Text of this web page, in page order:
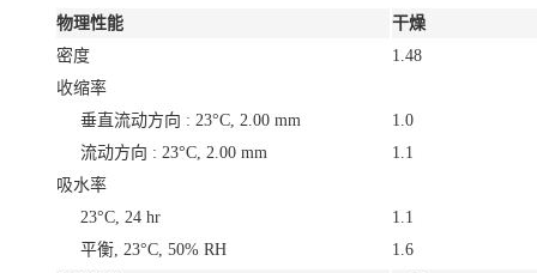
物理性能
干燥
密度
1.48
收缩率
垂直流动方向 : 23°C, 2.00 mm
1.0
流动方向 : 23°C, 2.00 mm
1.1
吸水率
23°C, 24 hr
1.1
平衡, 23°C, 50% RH
1.6